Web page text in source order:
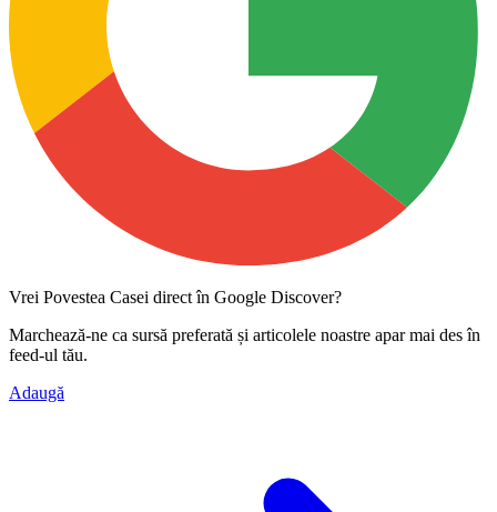
Vrei Povestea Casei direct în Google Discover?
Marchează-ne ca sursă preferată și articolele noastre apar mai des în
feed-ul tău.
Adaugă